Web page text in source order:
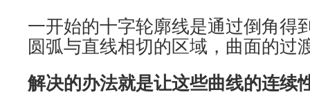
一开始的十字轮廓线是通过倒角得
圆弧与直线相切的区域，曲面的过
解决的办法就是让这些曲线的连续